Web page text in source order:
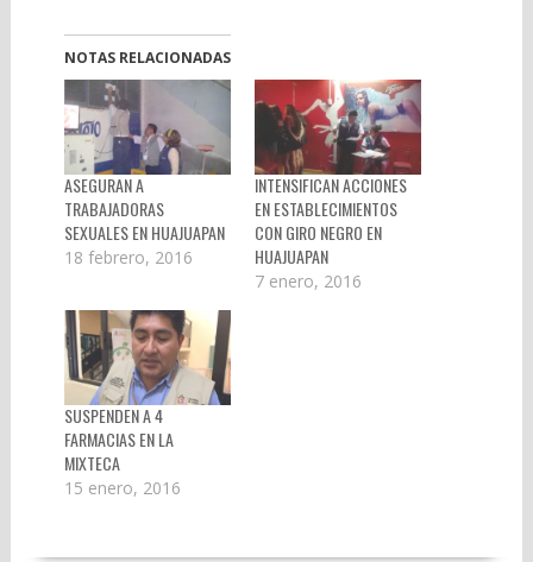
NOTAS RELACIONADAS
ASEGURAN A
TRABAJADORAS
SEXUALES EN HUAJUAPAN
18 febrero, 2016
INTENSIFICAN ACCIONES
EN ESTABLECIMIENTOS
CON GIRO NEGRO EN
HUAJUAPAN
7 enero, 2016
SUSPENDEN A 4
FARMACIAS EN LA
MIXTECA
15 enero, 2016